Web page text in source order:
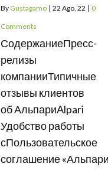
By Gustagamo | 22 Ago, 22 | 0
Comments
СодержаниеПресс-
релизы
компанииТипичные
отзывы клиентов
об АльпариAlpari
Удобство работы
сПользовательское
соглашение